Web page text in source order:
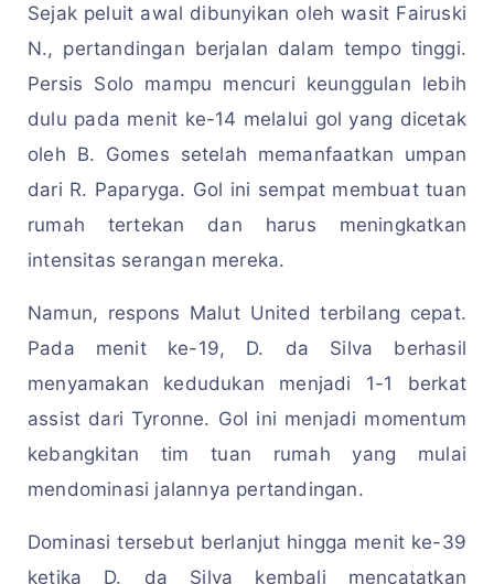
Sejak peluit awal dibunyikan oleh wasit Fairuski
N., pertandingan berjalan dalam tempo tinggi.
Persis Solo mampu mencuri keunggulan lebih
dulu pada menit ke-14 melalui gol yang dicetak
oleh B. Gomes setelah memanfaatkan umpan
dari R. Paparyga. Gol ini sempat membuat tuan
rumah tertekan dan harus meningkatkan
intensitas serangan mereka.
Namun, respons Malut United terbilang cepat.
Pada menit ke-19, D. da Silva berhasil
menyamakan kedudukan menjadi 1-1 berkat
assist dari Tyronne. Gol ini menjadi momentum
kebangkitan tim tuan rumah yang mulai
mendominasi jalannya pertandingan.
Dominasi tersebut berlanjut hingga menit ke-39
ketika D. da Silva kembali mencatatkan